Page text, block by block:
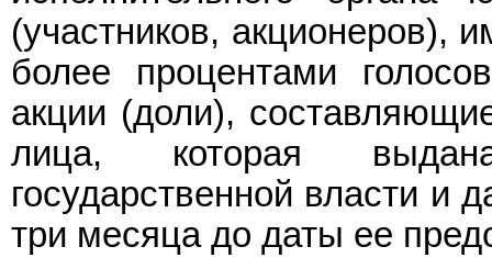
(участников, акционеров),
более процентами
акции (доли),
лица, которая
государственной власти и
три месяца до даты ее